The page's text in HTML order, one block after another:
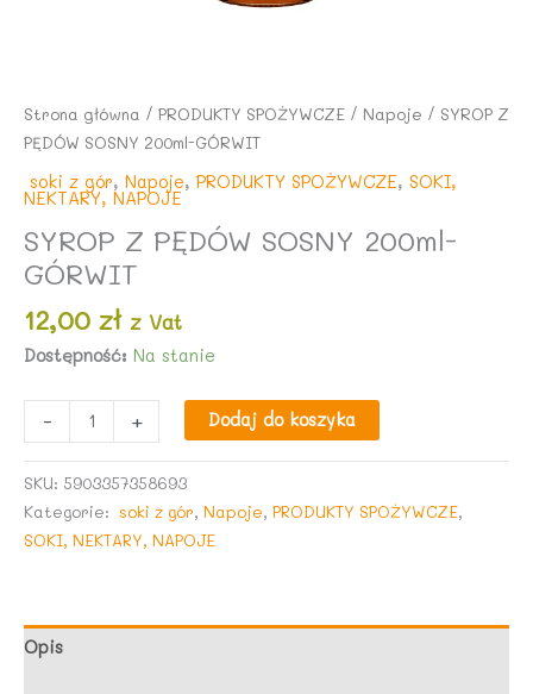
Strona główna / PRODUKTY SPOŻYWCZE / Napoje / SYROP Z
PĘDÓW SOSNY 200ml-GÓRWIT
soki z gór, Napoje, PRODUKTY SPOŻYWCZE, SOKI,
NEKTARY, NAPOJE
SYROP Z PĘDÓW SOSNY 200ml-
GÓRWIT
12,00 zł z Vat
Dostępność: Na stanie
-
SYROP
Z
SOSNY
200ml-
+ Dodaj do koszyka
SKU: 5903357358693
Kategorie: soki z gór, Napoje, PRODUKTY SPOŻYWCZE,
SOKI, NEKTARY, NAPOJE
Opis